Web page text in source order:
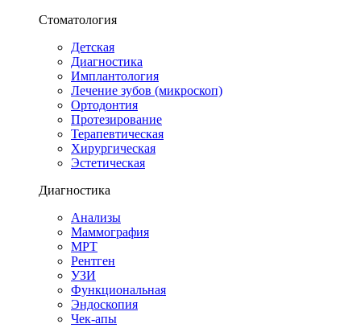
Стоматология
Детская
Диагностика
Имплантология
Лечение зубов (микроскоп)
Ортодонтия
Протезирование
Терапевтическая
Хирургическая
Эстетическая
Диагностика
Анализы
Маммография
МРТ
Рентген
УЗИ
Функциональная
Эндоскопия
Чек-апы